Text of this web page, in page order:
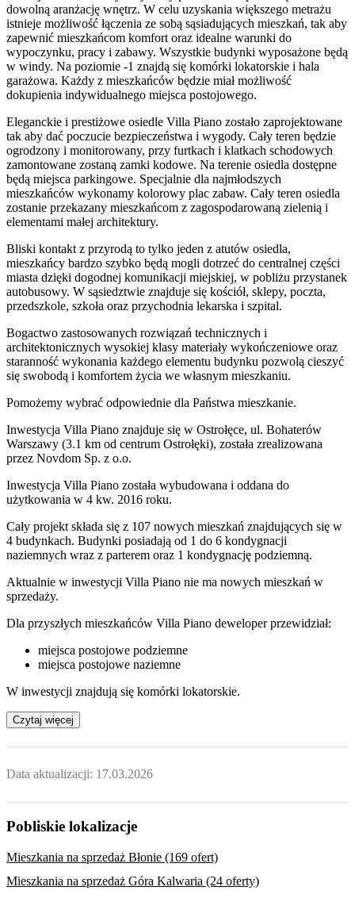
dowolną aranżację wnętrz. W celu uzyskania większego metrażu
istnieje możliwość łączenia ze sobą sąsiadujących mieszkań, tak aby
zapewnić mieszkańcom komfort oraz idealne warunki do
wypoczynku, pracy i zabawy. Wszystkie budynki wyposażone będą
w windy. Na poziomie -1 znajdą się komórki lokatorskie i hala
garażowa. Każdy z mieszkańców będzie miał możliwość
dokupienia indywidualnego miejsca postojowego.
Eleganckie i prestiżowe osiedle Villa Piano zostało zaprojektowane
tak aby dać poczucie bezpieczeństwa i wygody. Cały teren będzie
ogrodzony i monitorowany, przy furtkach i klatkach schodowych
zamontowane zostaną zamki kodowe. Na terenie osiedla dostępne
będą miejsca parkingowe. Specjalnie dla najmłodszych
mieszkańców wykonamy kolorowy plac zabaw. Cały teren osiedla
zostanie przekazany mieszkańcom z zagospodarowaną zielenią i
elementami małej architektury.
Bliski kontakt z przyrodą to tylko jeden z atutów osiedla,
mieszkańcy bardzo szybko będą mogli dotrzeć do centralnej części
miasta dzięki dogodnej komunikacji miejskiej, w pobliżu przystanek
autobusowy. W sąsiedztwie znajduje się kościół, sklepy, poczta,
przedszkole, szkoła oraz przychodnia lekarska i szpital.
Bogactwo zastosowanych rozwiązań technicznych i
architektonicznych wysokiej klasy materiały wykończeniowe oraz
staranność wykonania każdego elementu budynku pozwolą cieszyć
się swobodą i komfortem życia we własnym mieszkaniu.
Pomożemy wybrać odpowiednie dla Państwa mieszkanie.
Inwestycja Villa Piano znajduje się w Ostrołęce, ul. Bohaterów
Warszawy (3.1 km od centrum Ostrołęki), została zrealizowana
przez Novdom Sp. z o.o.
Inwestycja Villa Piano została wybudowana i oddana do
użytkowania w 4 kw. 2016 roku.
Cały projekt składa się z 107 nowych mieszkań znajdujących się w
4 budynkach. Budynki posiadają od 1 do 6 kondygnacji
naziemnych wraz z parterem oraz 1 kondygnację podziemną.
Aktualnie w inwestycji Villa Piano nie ma nowych mieszkań w
sprzedaży.
Dla przyszłych mieszkańców Villa Piano deweloper przewidział:
miejsca postojowe podziemne
miejsca postojowe naziemne
W inwestycji znajdują się komórki lokatorskie.
Czytaj więcej
Data aktualizacji: 17.03.2026
Pobliskie lokalizacje
Mieszkania na sprzedaż Błonie (169 ofert)
Mieszkania na sprzedaż Góra Kalwaria (24 oferty)